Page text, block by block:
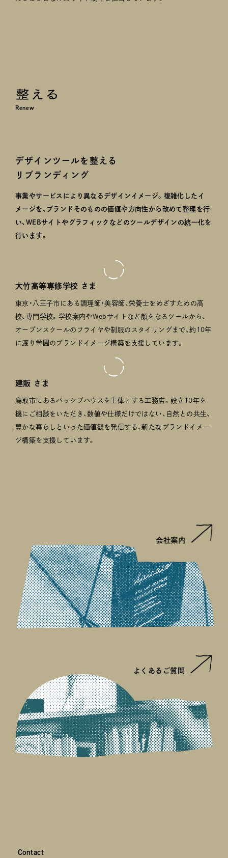
Renew
デザインツールを整える
リブランディング
事業やサービスにより異なるデザインイメージ。複雑化したイ
メージを、ブランドそのものの価値や方向性から改めて整理を行
い、WEBサイトやグラフィックなどのツールデザインの統一化を
行います。
大竹高等専修学校 さま
東京・八王子市にある調理師・美容師、栄養士をめざすための高
校、専門学校。学校案内やWebサイトなど顔をなるツールから、
オープンスクールのフライヤや制服のスタイリングまで、約10年
に渡り学園のブランドイメージ構築を支援しています。
建販 さま
鳥取市にあるパッシブハウスを主体とする工務店。設立10年を
機にご相談をいただき、数値や仕様だけではない、自然との共生、
豊かな暮らしといった価値観を発信する、新たなブランドイメー
ジ構築を支援しています。
会社案内
よくあるご質問
Contact